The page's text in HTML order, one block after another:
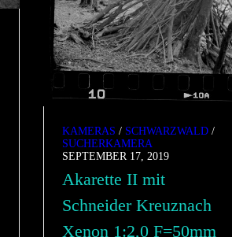
KAMERAS / SCHWARZWALD /
SUCHERKAMERA
SEPTEMBER 17, 2019
Akarette II mit
Schneider Kreuznach
Xenon 1:2,0 F=50mm